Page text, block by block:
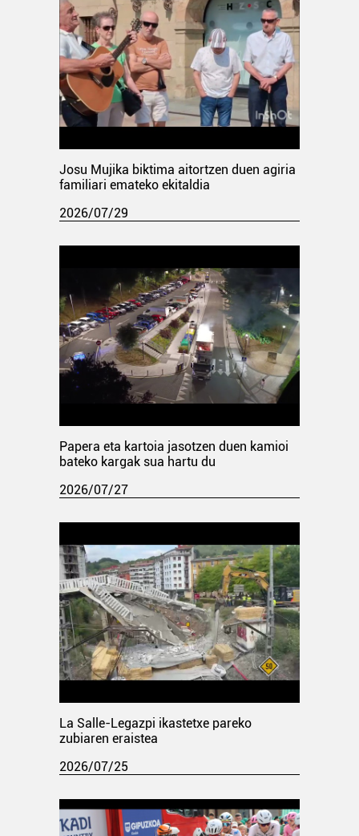
Josu Mujika biktima aitortzen duen agiria
familiari emateko ekitaldia
2026/07/29
Papera eta kartoia jasotzen duen kamioi
bateko kargak sua hartu du
2026/07/27
La Salle-Legazpi ikastetxe pareko
zubiaren eraistea
2026/07/25